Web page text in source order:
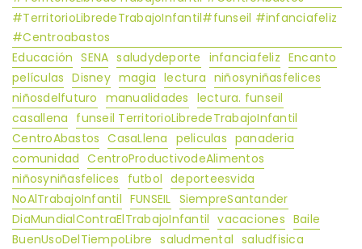
​​​​​​​#TerritorioLibredeTrabajoInfantil#funseil #infanciafeliz
#Centroabastos
Educación SENA saludydeporte infanciafeliz Encanto
películas Disney magia lectura niñosyniñasfelices
niñosdelfuturo manualidades lectura. funseil
casallena funseil TerritorioLibredeTrabajoInfantil
CentroAbastos CasaLlena peliculas panaderia
comunidad CentroProductivodeAlimentos
niñosyniñasfelices
futbol deporteesvida
NoAlTrabajoInfantil FUNSEIL SiempreSantander
DiaMundialContraElTrabajoInfantil vacaciones Baile
BuenUsoDelTiempoLibre saludmental saludfisica